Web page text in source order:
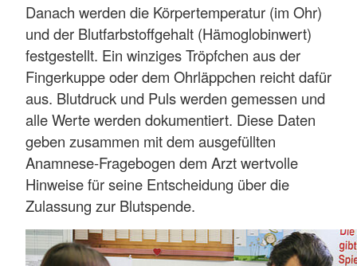
Danach werden die Körpertemperatur (im Ohr)
und der Blutfarbstoffgehalt (Hämoglobinwert)
festgestellt. Ein winziges Tröpfchen aus der
Fingerkuppe oder dem Ohrläppchen reicht dafür
aus. Blutdruck und Puls werden gemessen und
alle Werte werden dokumentiert. Diese Daten
geben zusammen mit dem ausgefüllten
Anamnese-Fragebogen dem Arzt wertvolle
Hinweise für seine Entscheidung über die
Zulassung zur Blutspende.